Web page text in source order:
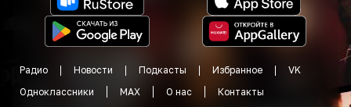
Радио Новости Подкасты Избранное
VK
Одноклассники
MAX О нас
Контакты